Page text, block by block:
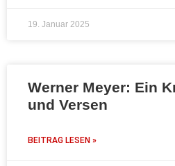
19. Januar 2025
Werner Meyer: Ein
und Versen
BEITRAG LESEN »